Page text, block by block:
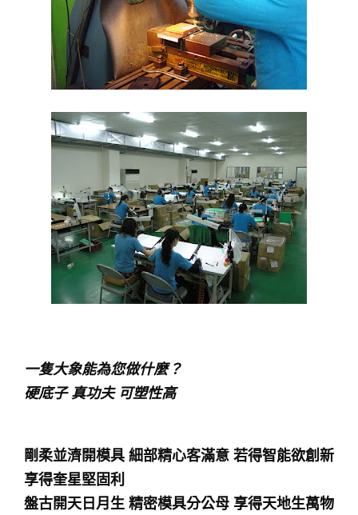
一隻大象能為您做什麼？
硬底子 真功夫 可塑性高
剛柔並濟開模具 細部精心客滿意 若得智能欲創新
享得奎星堅固利
盤古開天日月生 精密模具分公母 享得天地生萬物